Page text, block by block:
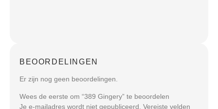
BEOORDELINGEN
Er zijn nog geen beoordelingen.
Wees de eerste om “389 Gingery” te beoordelen
Je e-mailadres wordt niet gepubliceerd. Vereiste velden